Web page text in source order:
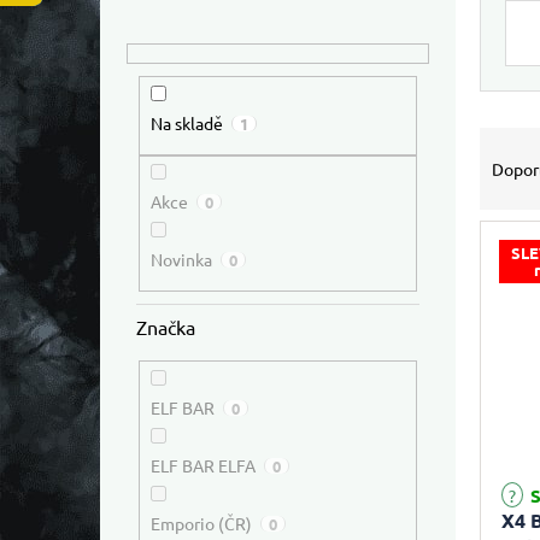
Na skladě 1
Akce 0
Novinka 0
Značka
ELF BAR 0
ELF BAR ELFA 0
Emporio (ČR) 0
X4